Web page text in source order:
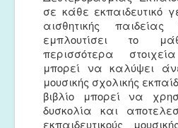
σε κάθε εκπαιδευτικό
αισθητικής
εμπλουτίσει το
περισσότερα
μπορεί να καλύψει
μουσικής σχολικής
βιβλίο μπορεί να
δυσκολία και
εκπαιδευτικούς